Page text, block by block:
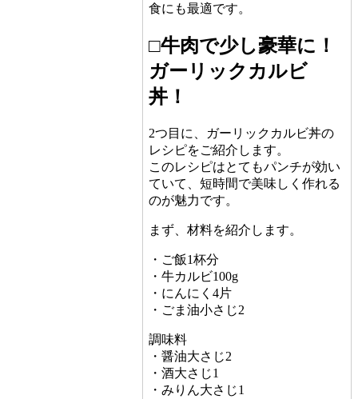
食にも最適です。
□牛肉で少し豪華に！
ガーリックカルビ
丼！
2つ目に、ガーリックカルビ丼の
レシピをご紹介します。
このレシピはとてもパンチが効い
ていて、短時間で美味しく作れる
のが魅力です。
まず、材料を紹介します。
・ご飯1杯分
・牛カルビ100g
・にんにく4片
・ごま油小さじ2
調味料
・醤油大さじ2
・酒大さじ1
・みりん大さじ1